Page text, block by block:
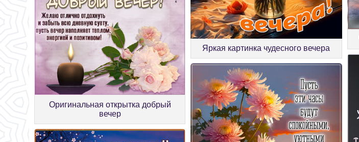
Яркая картинка чудесного вечера
Оригинальная открытка добрый
вечер